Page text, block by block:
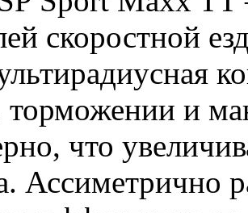
скоростной
торможении и
что
Ассиметрично